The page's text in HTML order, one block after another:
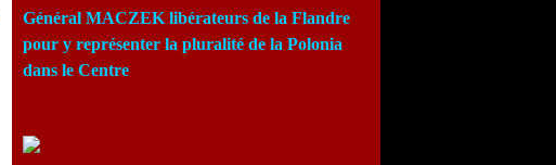
Général MACZEK libérateurs de la Flandre
pour y représenter la pluralité de la Polonia
dans le Centre